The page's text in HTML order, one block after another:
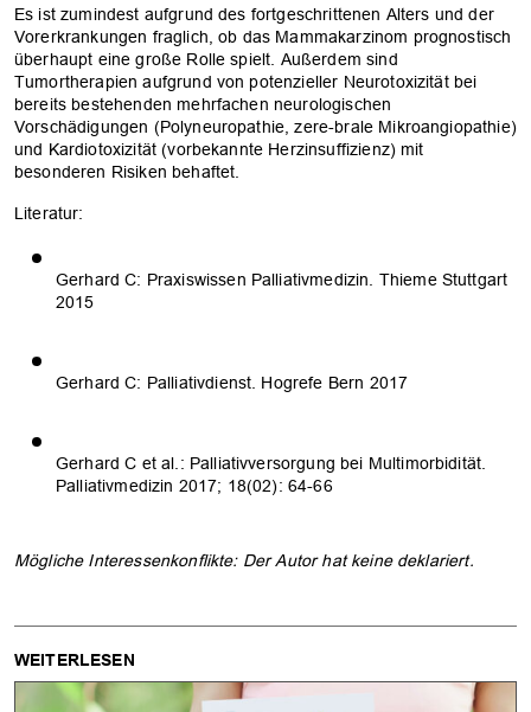
Es ist zumindest aufgrund des fortgeschrittenen Alters und der
Vorerkrankungen fraglich, ob das Mammakarzinom prognostisch
überhaupt eine große Rolle spielt. Außerdem sind
Tumortherapien aufgrund von potenzieller Neurotoxizität bei
bereits bestehenden mehrfachen neurologischen
Vorschädigungen (Polyneuropathie, zere-brale Mikroangiopathie)
und Kardiotoxizität (vorbekannte Herzinsuffizienz) mit
besonderen Risiken behaftet.
Literatur:
Gerhard C: Praxiswissen Palliativmedizin. Thieme Stuttgart
2015
Gerhard C: Palliativdienst. Hogrefe Bern 2017
Gerhard C et al.: Palliativversorgung bei Multimorbidität.
Palliativmedizin 2017; 18(02): 64-66
Mögliche Interessenkonflikte: Der Autor hat keine deklariert.
WEITERLESEN